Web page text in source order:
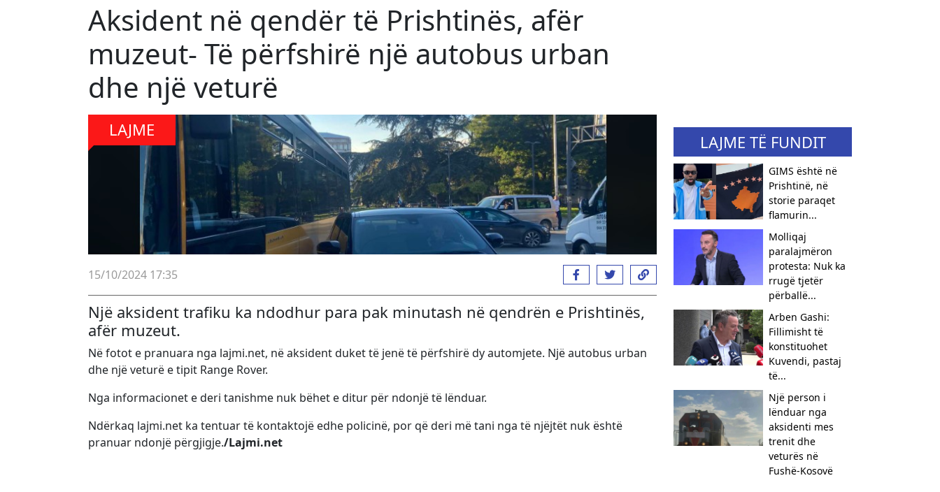
Aksident në qendër të Prishtinës, afër
muzeut- Të përfshirë një autobus urban
dhe një veturë
LAJME
15/10/2024 17:35
Një aksident trafiku ka ndodhur para pak minutash në qendrën e Prishtinës,
afër muzeut.
Në fotot e pranuara nga lajmi.net, në aksident duket të jenë të përfshirë dy automjete. Një autobus urban
dhe një veturë e tipit Range Rover.
Nga informacionet e deri tanishme nuk bëhet e ditur për ndonjë të lënduar.
Ndërkaq lajmi.net ka tentuar të kontaktojë edhe policinë, por që deri më tani nga të njëjtët nuk është
pranuar ndonjë përgjigje./Lajmi.net
LAJME TË FUNDIT
GIMS është në
Prishtinë, në
storie paraqet
flamurin...
Molliqaj
paralajmëron
protesta: Nuk ka
rrugë tjetër
përballë...
Arben Gashi:
Fillimisht të
konstituohet
Kuvendi, pastaj
të...
Një person i
lënduar nga
aksidenti mes
trenit dhe
veturës në
Fushë-Kosovë